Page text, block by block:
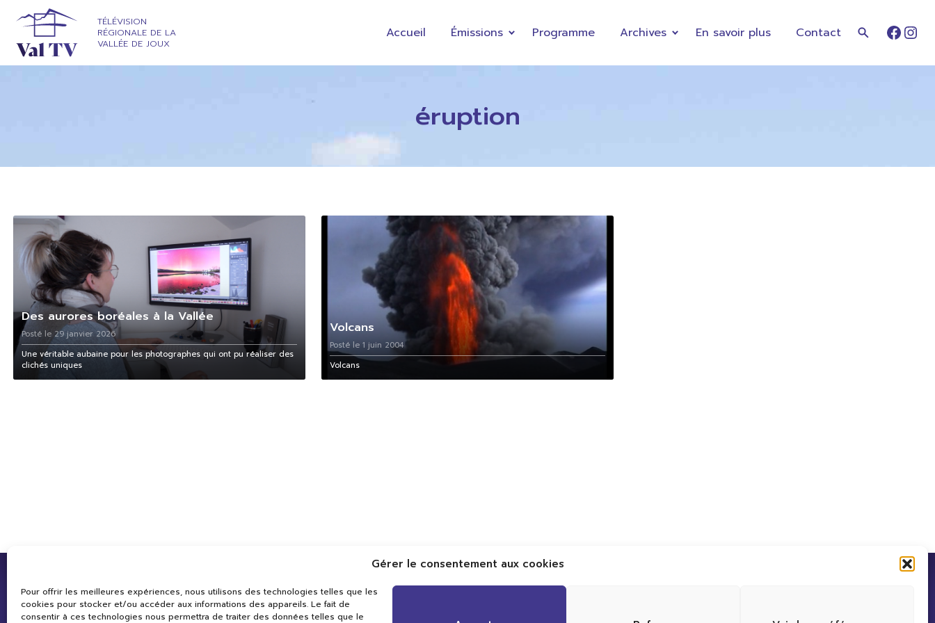
Gérer le consentement aux cookies
Pour offrir les meilleures expériences, nous utilisons des technologies telles que les
cookies pour stocker et/ou accéder aux informations des appareils. Le fait de
consentir à ces technologies nous permettra de traiter des données telles que le
TÉLÉVISION
RÉGIONALE DE LA
VALLÉE DE JOUX
Accueil Émissions Programme Archives En savoir plus Contact
éruption
Des aurores boréales à la Vallée
Posté le 29 janvier 2026
Une véritable aubaine pour les photographes qui ont pu réaliser des
clichés uniques
Volcans
Posté le 1 juin 2004
Volcans
Val TV